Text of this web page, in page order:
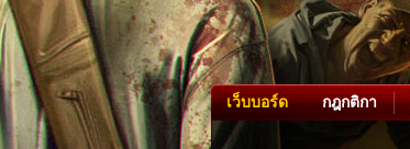
เว็บบอร์ด กฎกติกา